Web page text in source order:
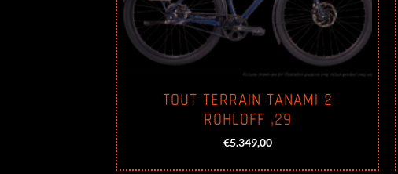
TOUT TERRAIN TANAMI 2
ROHLOFF ,29
€5.349,00